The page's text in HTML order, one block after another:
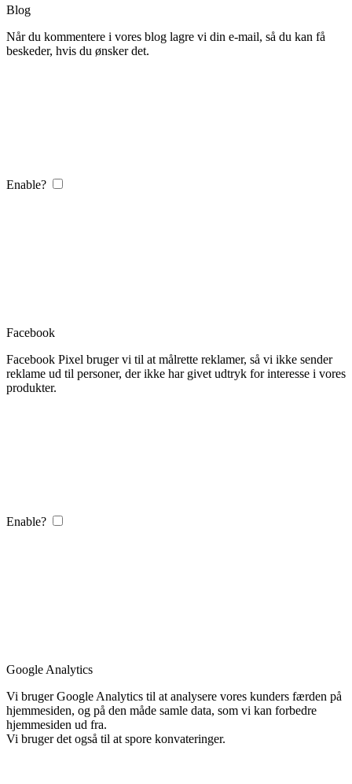
Blog
Når du kommentere i vores blog lagre vi din e-mail, så du kan få
beskeder, hvis du ønsker det.
Enable?
Facebook
Facebook Pixel bruger vi til at målrette reklamer, så vi ikke sender
reklame ud til personer, der ikke har givet udtryk for interesse i vores
produkter.
Enable?
Google Analytics
Vi bruger Google Analytics til at analysere vores kunders færden på
hjemmesiden, og på den måde samle data, som vi kan forbedre
hjemmesiden ud fra.
Vi bruger det også til at spore konvateringer.